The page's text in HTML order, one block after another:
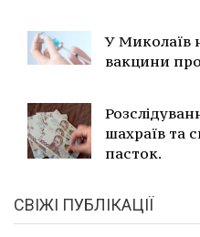
У Миколаїв
вакцини
шахраїв та
пасток.
СВІЖІ ПУБЛІКАЦІЇ